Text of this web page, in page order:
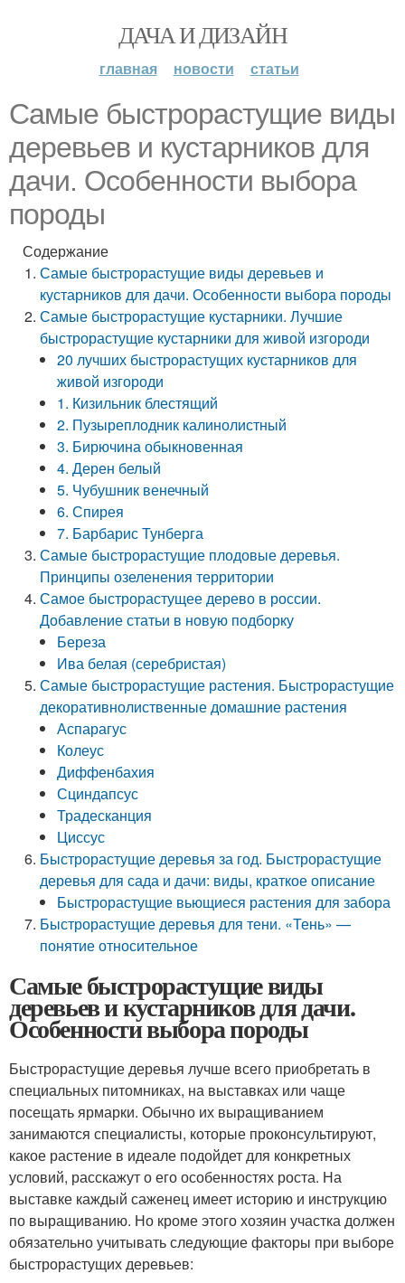
ДАЧА И ДИЗАЙН
главная новости статьи
Самые быстрорастущие виды
деревьев и кустарников для
дачи. Особенности выбора
породы
Содержание
Самые быстрорастущие виды деревьев и
кустарников для дачи. Особенности выбора породы
Самые быстрорастущие кустарники. Лучшие
быстрорастущие кустарники для живой изгороди
20 лучших быстрорастущих кустарников для
живой изгороди
1. Кизильник блестящий
2. Пузыреплодник калинолистный
3. Бирючина обыкновенная
4. Дерен белый
5. Чубушник венечный
6. Спирея
7. Барбарис Тунберга
Самые быстрорастущие плодовые деревья.
Принципы озеленения территории
Самое быстрорастущее дерево в россии.
Добавление статьи в новую подборку
Береза
Ива белая (серебристая)
Самые быстрорастущие растения. Быстрорастущие
декоративнолиственные домашние растения
Аспарагус
Колеус
Диффенбахия
Сциндапсус
Традесканция
Циссус
Быстрорастущие деревья за год. Быстрорастущие
деревья для сада и дачи: виды, краткое описание
Быстрорастущие вьющиеся растения для забора
Быстрорастущие деревья для тени. «Тень» —
понятие относительное
Самые быстрорастущие виды
деревьев и кустарников для дачи.
Особенности выбора породы
Быстрорастущие деревья лучше всего приобретать в
специальных питомниках, на выставках или чаще
посещать ярмарки. Обычно их выращиванием
занимаются специалисты, которые проконсультируют,
какое растение в идеале подойдет для конкретных
условий, расскажут о его особенностях роста. На
выставке каждый саженец имеет историю и инструкцию
по выращиванию. Но кроме этого хозяин участка должен
обязательно учитывать следующие факторы при выборе
быстрорастущих деревьев: